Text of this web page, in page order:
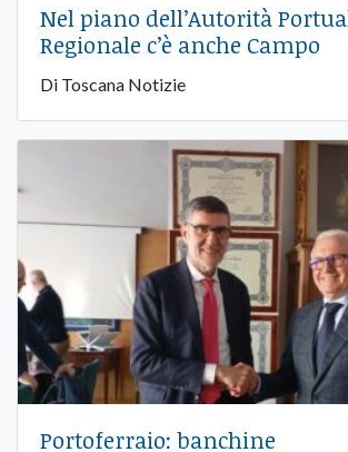
Nel piano dell’Autorità
Regionale c’è anche Campo
Di Toscana Notizie
Portoferraio: banchine